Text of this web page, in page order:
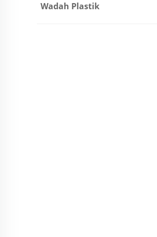
Wadah Plastik